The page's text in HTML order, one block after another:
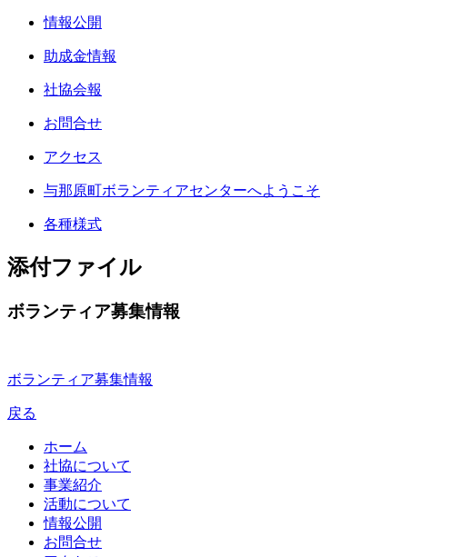
情報公開
助成金情報
社協会報
お問合せ
アクセス
与那原町ボランティアセンターへようこそ
各種様式
添付ファイル
ボランティア募集情報
ボランティア募集情報
戻る
ホーム
社協について
事業紹介
活動について
情報公開
お問合せ